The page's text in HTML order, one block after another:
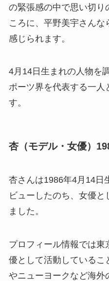
の緊張感の中で思い切り
ころに、平野美宇さん
感じられます。
4月14日生まれの人物を
ポーツ界を代表する一人
す。
杏（モデル・女優）
杏さんは1986年4月14日
ビューしたのち、女優と
ました。
プロフィール情報では
優として活動しているこ
やニューヨークなど海外